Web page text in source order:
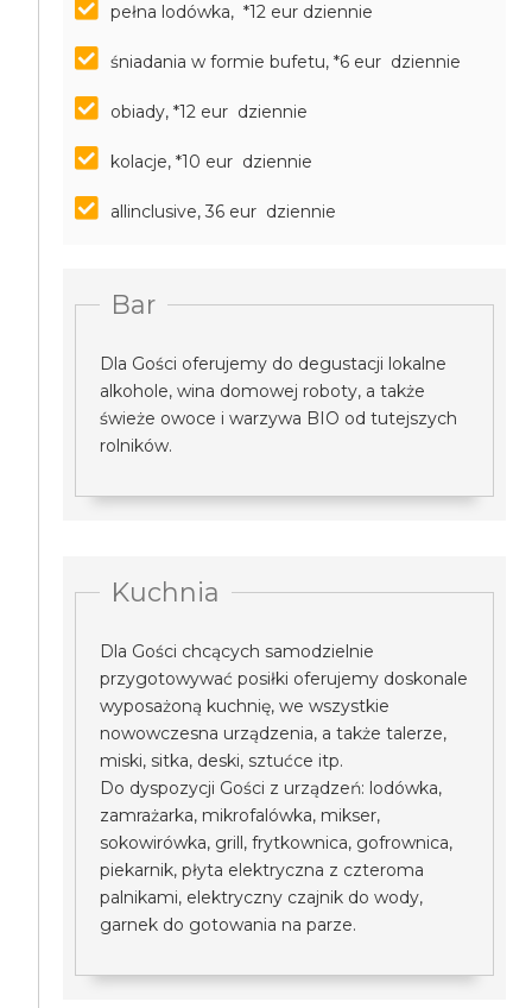
pełna lodówka, *12 eur dziennie
śniadania w formie bufetu, *6 eur dziennie
obiady, *12 eur dziennie
kolacje, *10 eur dziennie
allinclusive, 36 eur dziennie
Bar
Dla Gości oferujemy do degustacji lokalne
alkohole, wina domowej roboty, a także
świeże owoce i warzywa BIO od tutejszych
rolników.
Kuchnia
Dla Gości chcących samodzielnie
przygotowywać posiłki oferujemy doskonale
wyposażoną kuchnię, we wszystkie
nowowczesna urządzenia, a także talerze,
miski, sitka, deski, sztućce itp.
Do dyspozycji Gości z urządzeń: lodówka,
zamrażarka, mikrofalówka, mikser,
sokowirówka, grill, frytkownica, gofrownica,
piekarnik, płyta elektryczna z czteroma
palnikami, elektryczny czajnik do wody,
garnek do gotowania na parze.